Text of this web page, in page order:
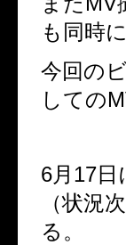
も同時
今回の
しての
6月17
（状況
る。